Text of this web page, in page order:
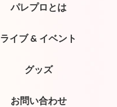
パレプロとは
ライブ & イベント
グッズ
お問い合わせ